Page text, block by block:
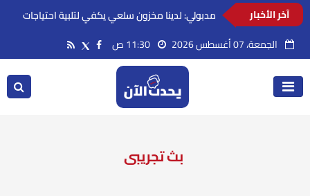
آخر الأخبار
مدبولي: لدينا مخزون سلعي يكفي لتلبية احتياجات
الجمعة، 07 أغسطس 2026
بث تجريبى